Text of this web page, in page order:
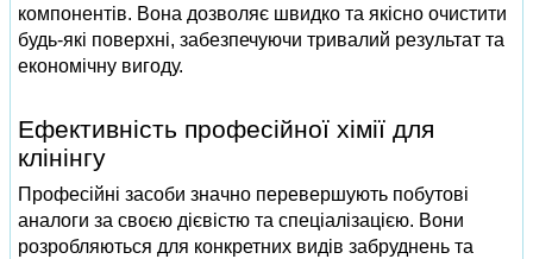
компонентів. Вона дозволяє швидко та якісно очистити
будь-які поверхні, забезпечуючи тривалий результат та
економічну вигоду.
Ефективність професійної хімії для
клінінгу
Професійні засоби значно перевершують побутові
аналоги за своєю дієвістю та спеціалізацією. Вони
розробляються для конкретних видів забруднень та